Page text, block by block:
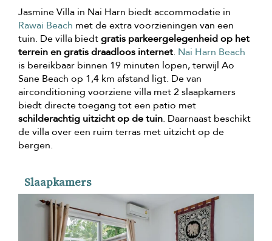
Jasmine Villa in Nai Harn biedt accommodatie in
Rawai Beach met de extra voorzieningen van een
tuin. De villa biedtgratis parkeergelegenheid op het
terrein en gratis draadloos internet. Nai Harn Beach
is bereikbaar binnen 19 minuten lopen, terwijl Ao
Sane Beach op 1,4 km afstand ligt. De van
airconditioning voorziene villa met 2 slaapkamers
biedt directe toegang tot een patio met
schilderachtig uitzicht op de tuin. Daarnaast beschikt
de villa over een ruim terras met uitzicht op de
bergen.
Slaapkamers